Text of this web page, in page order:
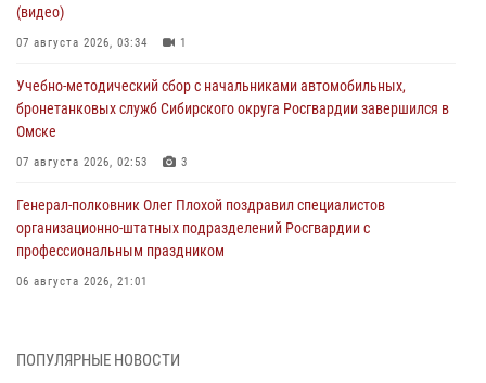
(видео)
07 августа 2026, 03:34 1
Учебно-методический сбор с начальниками автомобильных,
бронетанковых служб Сибирского округа Росгвардии завершился в
Омске
07 августа 2026, 02:53 3
Генерал-полковник Олег Плохой поздравил специалистов
организационно-штатных подразделений Росгвардии с
профессиональным праздником
06 августа 2026, 21:01
Росгвардии (видео)
ПОПУЛЯРНЫЕ НОВОСТИ